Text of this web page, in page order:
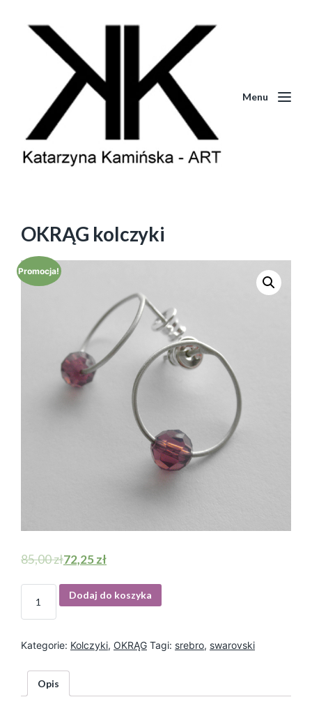
Menu
OKRĄG kolczyki
Promocja!
85,00zł72,25zł
I
ś
Dodaj do koszyka
Kategorie: Kolczyki, OKRĄG Tagi: srebro, swarovski
Opis